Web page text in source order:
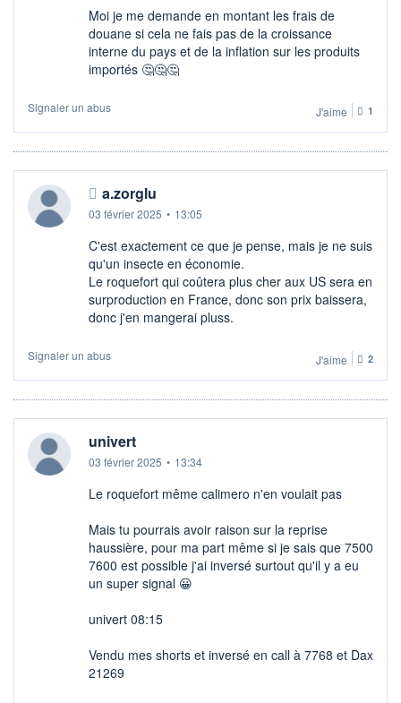
Moi je me demande en montant les frais de
douane si cela ne fais pas de la croissance
interne du pays et de la inflation sur les produits
importés 🤔🤔🤔
Signaler un abus J'aime 1
a.zorglu
03 février 2025 • 13:05
C'est exactement ce que je pense, mais je ne suis
qu'un insecte en économie.
Le roquefort qui coûtera plus cher aux US sera en
surproduction en France, donc son prix baissera,
donc j'en mangerai pluss.
Signaler un abus J'aime 2
univert
03 février 2025 • 13:34
Le roquefort même calimero n'en voulait pas
Mais tu pourrais avoir raison sur la reprise
haussière, pour ma part même si je sais que 7500
7600 est possible j'ai inversé surtout qu'il y a eu
un super signal 😀
univert 08:15
Vendu mes shorts et inversé en call à 7768 et Dax
21269